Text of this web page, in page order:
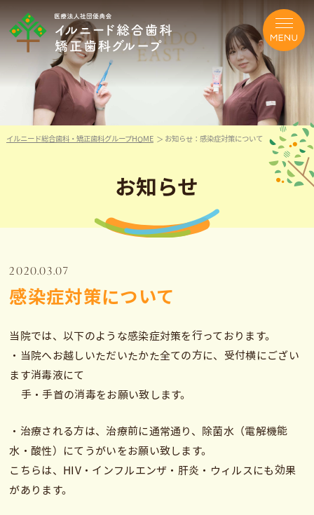
イルニード総合歯科・矯正歯科グループHOME お知らせ：感染症対策について
お知らせ
2020.03.07
感染症対策について
当院では、以下のような感染症対策を行っております。
・当院へお越しいただいたかた全ての方に、受付横にござい
ます消毒液にて
手・手首の消毒をお願い致します。
・治療される方は、治療前に通常通り、除菌水（電解機能
水・酸性）にてうがいをお願い致します。
こちらは、HIV・インフルエンザ・肝炎・ウィルスにも効果
があります。